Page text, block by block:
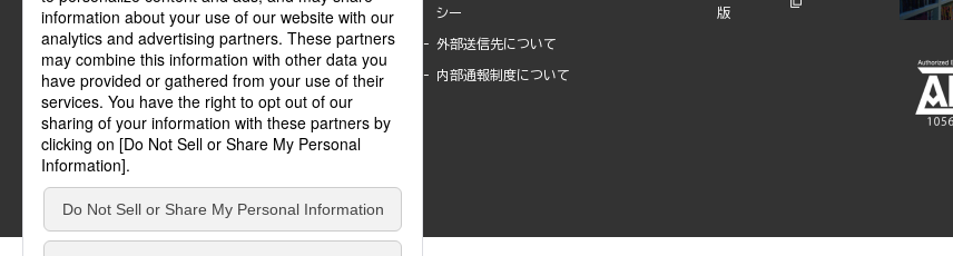
青年・一般
グラビア・写真
モーター誌
SPECIAL
Sublicense
海外ライセンシー
公式SNSアカウ
ント
作家一覧
Keyword list
Author list
シー
外部送信先について
内部通報制度について
版